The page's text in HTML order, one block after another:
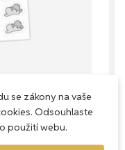
smysl
se zákony na vaše
Odsouhlaste
použití webu.